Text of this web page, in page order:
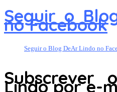
Seguir o
no Facebook
Seguir o Blog DeAr Lindo no
Subscrever
Lindo por e-